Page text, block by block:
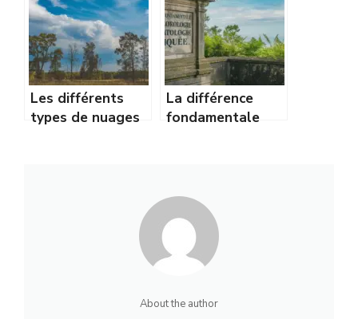
comme un pro
Torricelli
Les différents
types de nuages
La différence
fondamentale
expliquée
About the author